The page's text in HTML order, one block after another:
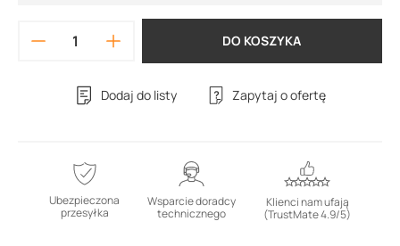
DO KOSZYKA
Dodaj do listy Zapytaj o ofertę
Ubezpieczona
przesyłka
Wsparcie doradcy
technicznego
Klienci nam ufają
(TrustMate 4.9/5)